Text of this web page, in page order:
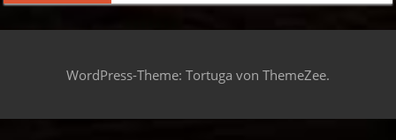
WordPress-Theme: Tortuga von ThemeZee.